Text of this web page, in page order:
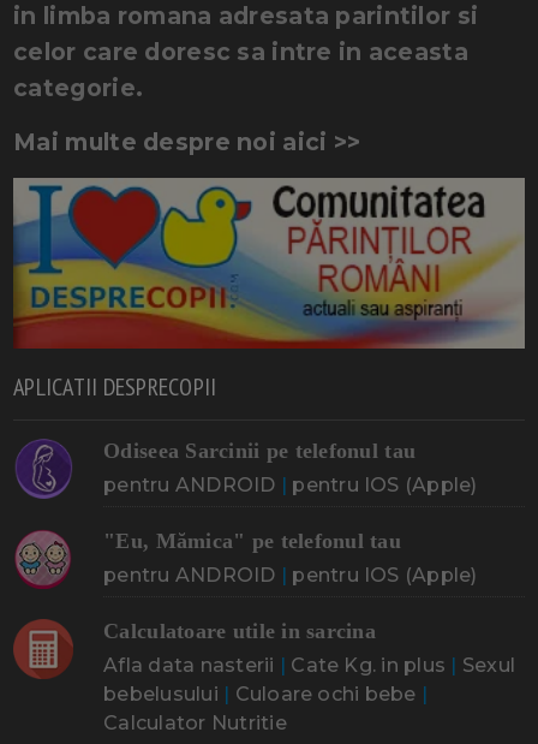
in limba romana adresata parintilor si
celor care doresc sa intre in aceasta
categorie.
Mai multe despre noi aici >>
APLICATII DESPRECOPII
Odiseea Sarcinii pe telefonul tau
pentru ANDROID | pentru IOS (Apple)
"Eu, Mămica" pe telefonul tau
pentru ANDROID | pentru IOS (Apple)
Calculatoare utile in sarcina
Afla data nasterii | Cate Kg. in plus | Sexul
bebelusului | Culoare ochi bebe |
Calculator Nutritie